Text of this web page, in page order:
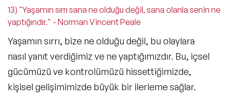
13) "Yaşamın sırrı sana ne olduğu değil, sana olanla senin ne
yaptığındır." - Norman Vincent Peale
Yaşamın sırrı, bize ne olduğu değil, bu olaylara
nasıl yanıt verdiğimiz ve ne yaptığımızdır. Bu, içsel
gücümüzü ve kontrolümüzü hissettiğimizde,
kişisel gelişimimizde büyük bir ilerleme sağlar.